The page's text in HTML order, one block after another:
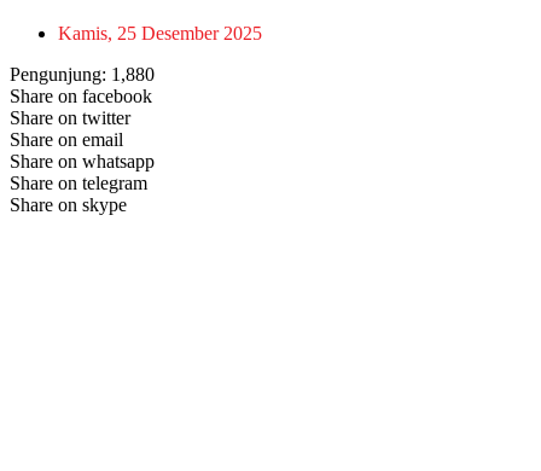
Kamis, 25 Desember 2025
Pengunjung: 1,880
Share on facebook
Share on twitter
Share on email
Share on whatsapp
Share on telegram
Share on skype